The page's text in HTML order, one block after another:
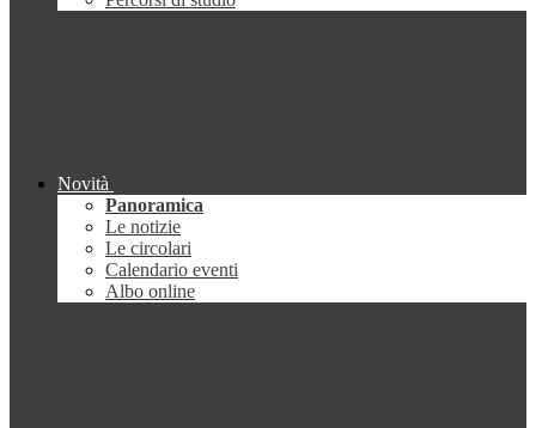
Novità
Panoramica
Le notizie
Le circolari
Calendario eventi
Albo online